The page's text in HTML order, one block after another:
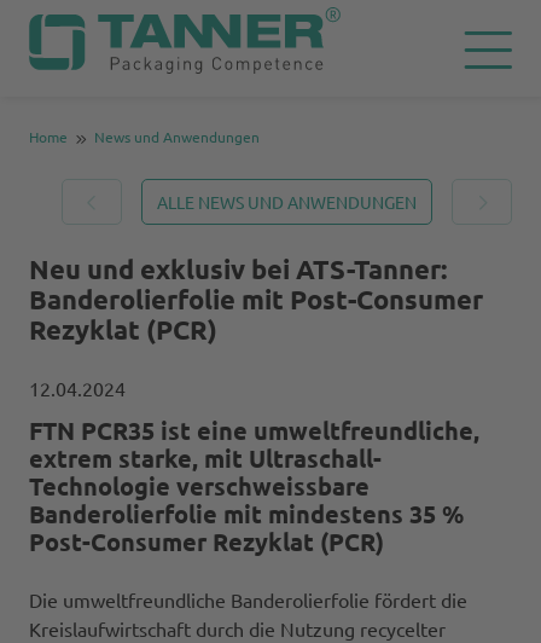
Home News und Anwendungen
ALLE NEWS UND ANWENDUNGEN
Neu und exklusiv bei ATS-Tanner:
Banderolierfolie mit Post-Consumer
Rezyklat (PCR)
12.04.2024
FTN PCR35 ist eine umweltfreundliche,
extrem starke, mit Ultraschall-
Technologie verschweissbare
Banderolierfolie mit mindestens 35 %
Post-Consumer Rezyklat (PCR)
Die umweltfreundliche Banderolierfolie fördert die
Kreislaufwirtschaft durch die Nutzung recycelter